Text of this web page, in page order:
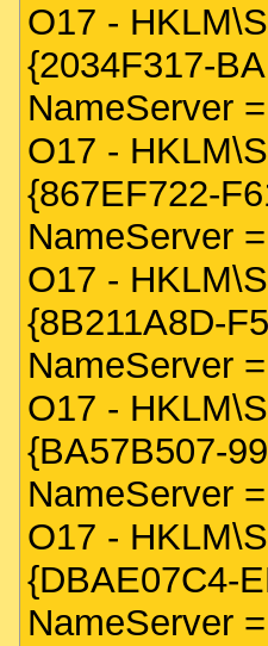
O17 -
{2034F317-
NameServer
O17 -
{867EF722-
NameServer
O17 -
{8B211A8D-
NameServer
O17 -
{BA57B507-
NameServer
O17 -
{DBAE07C4-
NameServer